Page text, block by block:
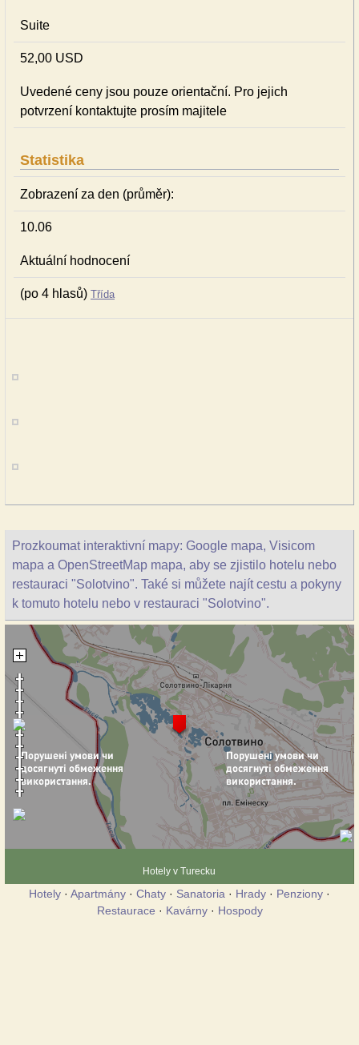
Suite
52,00 USD
Uvedené ceny jsou pouze orientační. Pro jejich
potvrzení kontaktujte prosím majitele
Statistika
Zobrazení za den (průměr):
10.06
Aktuální hodnocení
(po 4 hlasů) Třída
Prozkoumat interaktivní mapy: Google mapa, Visicom
mapa a OpenStreetMap mapa, aby se zjistilo hotelu nebo
restauraci "Solotvino". Také si můžete najít cestu a pokyny
k tomuto hotelu nebo v restauraci "Solotvino".
Hotely v Turecku
Hotely · Apartmány · Chaty · Sanatoria · Hrady · Penziony ·
Restaurace · Kavárny· Hospody